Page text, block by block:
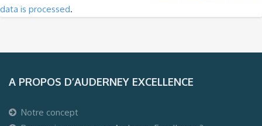
data is processed.
A PROPOS D’AUDERNEY EXCELLENCE
Notre concept